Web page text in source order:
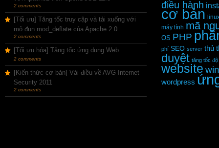
2 comments
[Tối ưu] Tăng tốc truy cập và tải xuống với
mô đun mod_deflate của Apache 2.0
2 comments
[Tối ưu hóa] Tăng tốc ứng dụng Web
2 comments
[Kiến thức cơ bản] Vài điều về AVG Internet
Security 2011
2 comments
điều hành
cơ bản
máy tính mã
OS PHP
phí SEO server thủ
duyệt tăng tốc độ
website
wordpress